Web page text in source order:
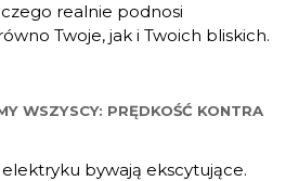
realnie podnosi
Twoje, jak i Twoich bliskich.
WSZYSCY: PRĘDKOŚĆ KONTRA
bywają ekscytujące.